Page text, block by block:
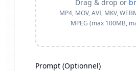
Drag & drop or
MP4, MOV, AVI, MKV,
MPEG (max 100MB,
Prompt (Optionnel)